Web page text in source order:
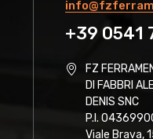
+39 0541
FZ
DI FABBRI
DENIS SNC
P.I.
Viale Brava,